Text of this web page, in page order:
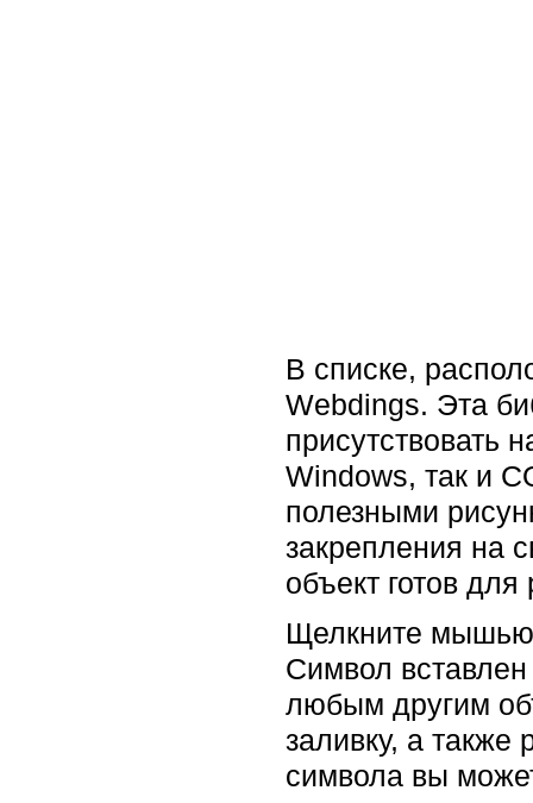
В списке,
Webdings. Эта
присутствовать
Windows, так и
полезными
закрепления на
объект готов
Щелкните мышью
Символ
любым другим
заливку, а также
символа вы